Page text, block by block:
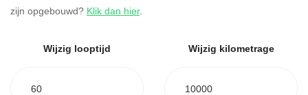
zijn opgebouwd? Klik dan hier.
Wijzig looptijd
60
Wijzig kilometrage
10000